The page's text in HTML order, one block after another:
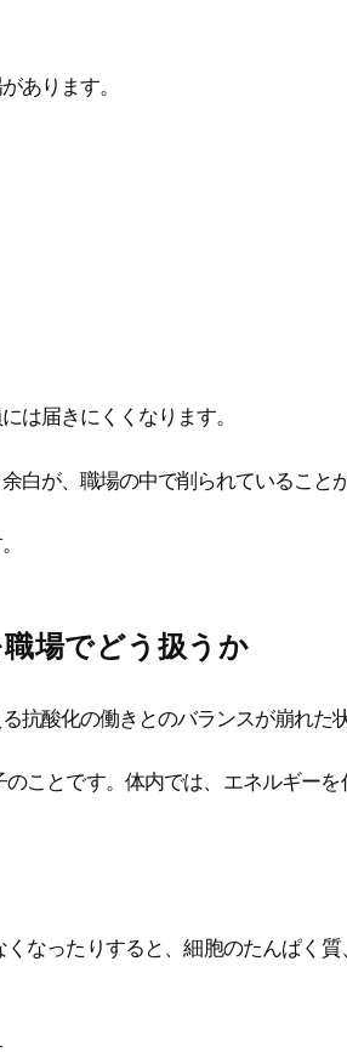
あります。
は届きにくくなります。
白が、職場の中で削られていること
場でどう扱うか
抗酸化の働きとのバランスが崩れた
ことです。体内では、エネルギー
なったりすると、細胞のたんぱく質